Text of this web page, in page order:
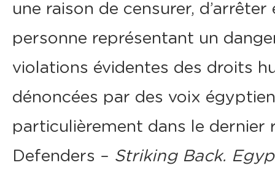
une raison de censurer,
personne représentant un
violations évidentes des droits
dénoncées par des voix
particulièrement dans le dernier
Defenders – Striking Back.